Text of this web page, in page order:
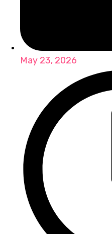
May 23, 2026